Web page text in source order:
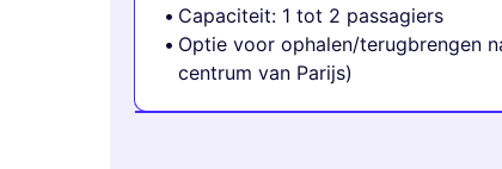
Capaciteit: 1 tot 2 passagiers
Optie voor ophalen/terugbrengen
centrum van Parijs)